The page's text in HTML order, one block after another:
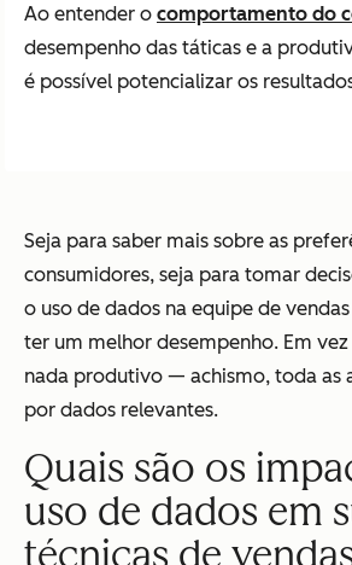
Ao entender o comportamento do
desempenho das táticas e a
é possível potencializar os
Seja para saber mais sobre as
consumidores, seja para tomar
o uso de dados na equipe de
ter um melhor desempenho. Em
nada produtivo — achismo, toda as
por dados relevantes.
Quais são os
uso de dados em
técnicas de